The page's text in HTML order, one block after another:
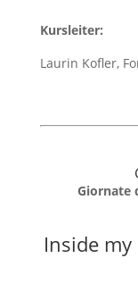
Kursleiter:
Laurin Kofler,
Giornate
Inside